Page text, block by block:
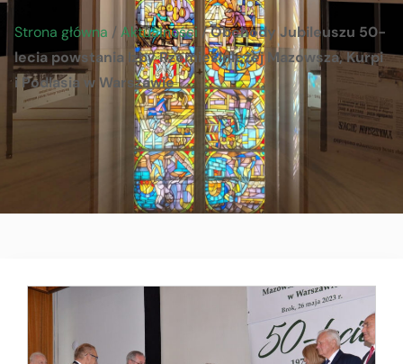
Strona główna / Aktualności /Obchody Jubileuszu 50-
lecia powstania Izby Rzemieślniczej Mazowsza, Kurpi
i Podlasia w Warszawie